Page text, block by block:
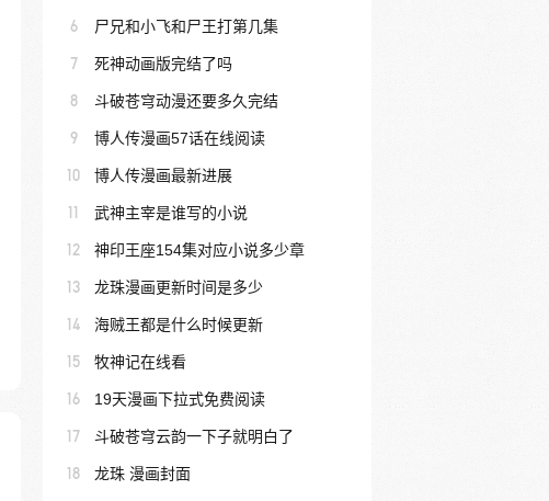
6 尸兄和小飞和尸王打第几集
7 死神动画版完结了吗
8 斗破苍穹动漫还要多久完结
9 博人传漫画57话在线阅读
10 博人传漫画最新进展
11 武神主宰是谁写的小说
12 神印王座154集对应小说多少章
13 龙珠漫画更新时间是多少
14 海贼王都是什么时候更新
15 牧神记在线看
16 19天漫画下拉式免费阅读
17 斗破苍穹云韵一下子就明白了
18 龙珠 漫画封面